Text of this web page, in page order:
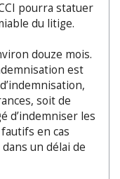
pourra statuer
du litige.
douze mois.
est
soit de
d’indemniser les
en cas
un délai de